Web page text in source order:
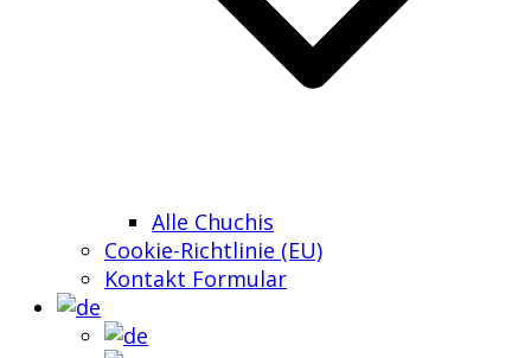
Alle Chuchis
Cookie-Richtlinie (EU)
Kontakt Formular